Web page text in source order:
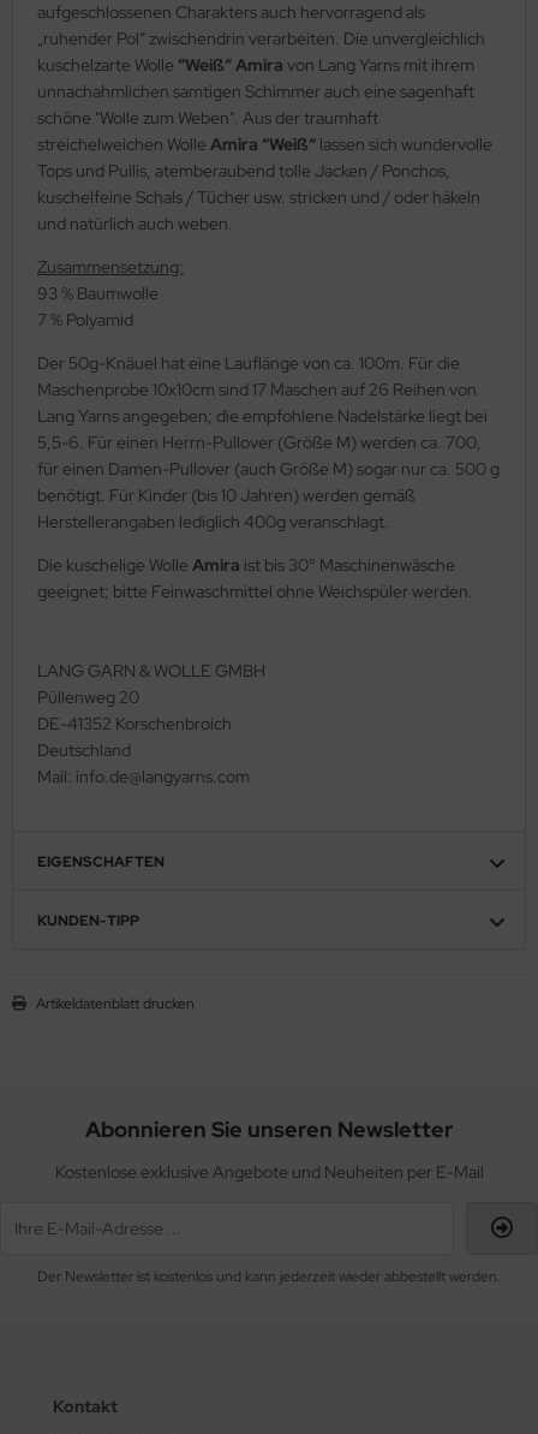
aufgeschlossenen Charakters auch hervorragend als
„ruhender Pol“ zwischendrin verarbeiten. Die unvergleichlich
kuschelzarte Wolle “Weiß“ Amira von Lang Yarns mit ihrem
unnachahmlichen samtigen Schimmer auch eine sagenhaft
schöne "Wolle zum Weben". Aus der traumhaft
streichelweichen Wolle Amira “Weiß“ lassen sich wundervolle
Tops und Pullis, atemberaubend tolle Jacken / Ponchos,
kuschelfeine Schals / Tücher usw. stricken und / oder häkeln
und natürlich auch weben.
Zusammensetzung:
93 % Baumwolle
7 % Polyamid
Der 50g-Knäuel hat eine Lauflänge von ca. 100m. Für die
Maschenprobe 10x10cm sind 17 Maschen auf 26 Reihen von
Lang Yarns angegeben; die empfohlene Nadelstärke liegt bei
5,5-6. Für einen Herrn-Pullover (Größe M) werden ca. 700,
für einen Damen-Pullover (auch Größe M) sogar nur ca. 500 g
benötigt. Für Kinder (bis 10 Jahren) werden gemäß
Herstellerangaben lediglich 400g veranschlagt.
Die kuschelige Wolle Amira ist bis 30° Maschinenwäsche
geeignet; bitte Feinwaschmittel ohne Weichspüler werden.
LANG GARN & WOLLE GMBH
Püllenweg 20
DE-41352 Korschenbroich
Deutschland
Mail: info.de@langyarns.com
EIGENSCHAFTEN
KUNDEN-TIPP
Artikeldatenblatt drucken
Abonnieren Sie unseren Newsletter
Kostenlose exklusive Angebote und Neuheiten per E-Mail
Der Newsletter ist kostenlos und kann jederzeit wieder abbestellt werden.
Kontakt